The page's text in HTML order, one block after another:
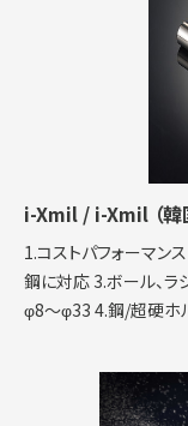
i-Xmil / i-Xmil （韓
1.コストパフォーマ
鋼に対応 3.ボール、ラ
φ8～φ33 4.鋼/超硬ホ